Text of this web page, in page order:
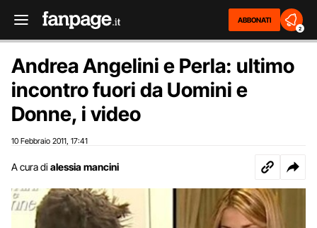
ABBONATI
2
Andrea Angelini e Perla: ultimo
incontro fuori da Uomini e
Donne, i video
10 Febbraio 2011 17:41
A cura di alessia mancini